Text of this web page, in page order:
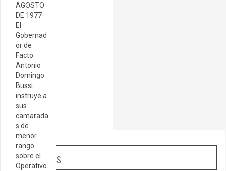
AGOSTO
DE 1977
El
Gobernad
or de
Facto
Antonio
Domingo
Bussi
instruye a
sus
camarada
s de
menor
rango
sobre el
Operativo
Categorías